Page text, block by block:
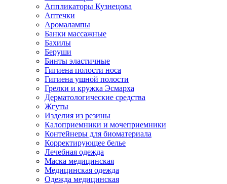
Аппликаторы Кузнецова
Аптечки
Аромалампы
Банки массажные
Бахилы
Беруши
Бинты эластичные
Гигиена полости носа
Гигиена ушной полости
Грелки и кружка Эсмарха
Дерматологические средства
Жгуты
Изделия из резины
Калоприемники и мочеприемники
Контейнеры для биоматериала
Корректирующее белье
Лечебная одежда
Маска медицинская
Медицинская одежда
Одежда медицинская